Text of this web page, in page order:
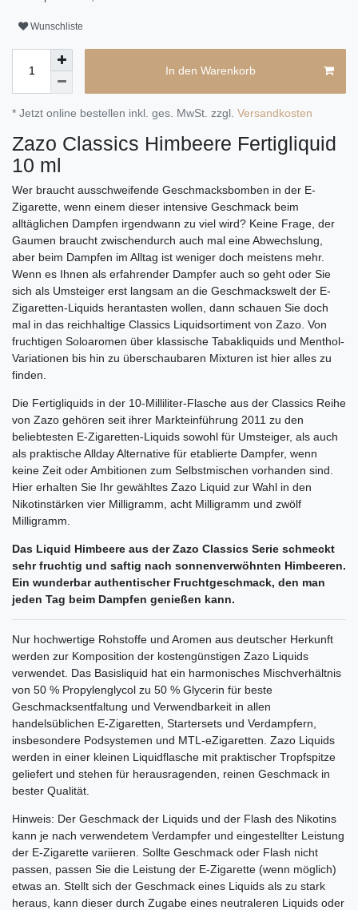
Wunschliste
In den Warenkorb
* Jetzt online bestellen inkl. ges. MwSt. zzgl. Versandkosten
Zazo Classics Himbeere Fertigliquid
10 ml
Wer braucht ausschweifende Geschmacksbomben in der E-
Zigarette, wenn einem dieser intensive Geschmack beim
alltäglichen Dampfen irgendwann zu viel wird? Keine Frage, der
Gaumen braucht zwischendurch auch mal eine Abwechslung,
aber beim Dampfen im Alltag ist weniger doch meistens mehr.
Wenn es Ihnen als erfahrender Dampfer auch so geht oder Sie
sich als Umsteiger erst langsam an die Geschmackswelt der E-
Zigaretten-Liquids herantasten wollen, dann schauen Sie doch
mal in das reichhaltige Classics Liquidsortiment von Zazo. Von
fruchtigen Soloaromen über klassische Tabakliquids und Menthol-
Variationen bis hin zu überschaubaren Mixturen ist hier alles zu
finden.
Die Fertigliquids in der 10-Milliliter-Flasche aus der Classics Reihe
von Zazo gehören seit ihrer Markteinführung 2011 zu den
beliebtesten E-Zigaretten-Liquids sowohl für Umsteiger, als auch
als praktische Allday Alternative für etablierte Dampfer, wenn
keine Zeit oder Ambitionen zum Selbstmischen vorhanden sind.
Hier erhalten Sie Ihr gewähltes Zazo Liquid zur Wahl in den
Nikotinstärken vier Milligramm, acht Milligramm und zwölf
Milligramm.
Das Liquid Himbeere aus der Zazo Classics Serie schmeckt
sehr fruchtig und saftig nach sonnenverwöhnten Himbeeren.
Ein wunderbar authentischer Fruchtgeschmack, den man
jeden Tag beim Dampfen genießen kann.
Nur hochwertige Rohstoffe und Aromen aus deutscher Herkunft
werden zur Komposition der kostengünstigen Zazo Liquids
verwendet. Das Basisliquid hat ein harmonisches Mischverhältnis
von 50 % Propylenglycol zu 50 % Glycerin für beste
Geschmacksentfaltung und Verwendbarkeit in allen
handelsüblichen E-Zigaretten, Startersets und Verdampfern,
insbesondere Podsystemen und MTL-eZigaretten. Zazo Liquids
werden in einer kleinen Liquidflasche mit praktischer Tropfspitze
geliefert und stehen für herausragenden, reinen Geschmack in
bester Qualität.
Hinweis: Der Geschmack der Liquids und der Flash des Nikotins
kann je nach verwendetem Verdampfer und eingestellter Leistung
der E-Zigarette variieren. Sollte Geschmack oder Flash nicht
passen, passen Sie die Leistung der E-Zigarette (wenn möglich)
etwas an. Stellt sich der Geschmack eines Liquids als zu stark
heraus, kann dieser durch Zugabe eines neutraleren Liquids oder